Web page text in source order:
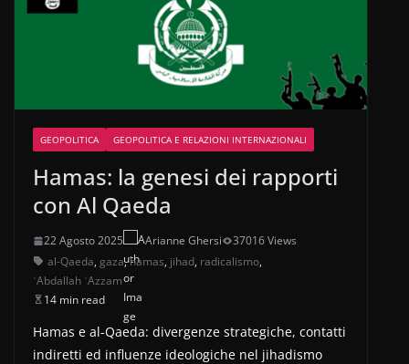
GEOPOLITICA GEOPOLITICA E RELAZIONI INTERNAZIONALI
Hamas: la genesi dei rapporti
con Al Qaeda
22 Agosto 2025 Arianne Ghersi
37016 Views
al-Qaeda, gaza,hamas, jihad, radicalismo,
ʿAbdallah ʿAzzam
14 min read
Hamas e al-Qaeda: divergenze strategiche, contatti
indiretti ed influenze ideologiche nel jihadismo